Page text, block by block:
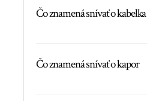
Čo znamená snívať o kabelka
Čo znamená snívať o kapor